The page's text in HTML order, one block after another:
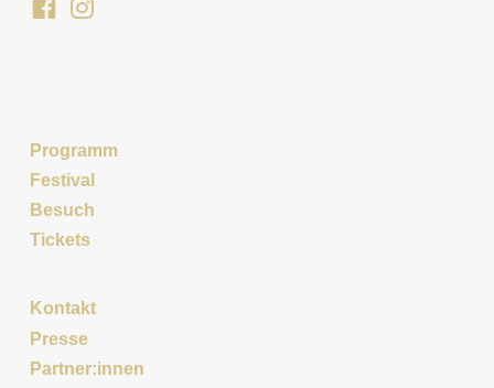
Programm
Festival
Besuch
Tickets
Kontakt
Presse
Partner:innen